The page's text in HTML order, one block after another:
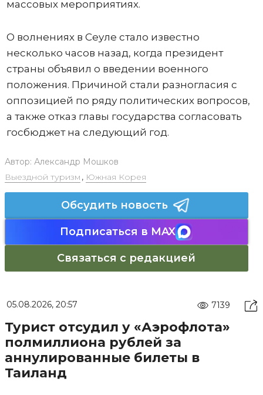
массовых мероприятиях.
О волнениях в Сеуле стало известно
несколько часов назад, когда президент
страны объявил о введении военного
положения. Причиной стали разногласия с
оппозицией по ряду политических вопросов,
а также отказ главы государства согласовать
госбюджет на следующий год.
Автор: Александр Мошков
Выездной туризм , Южная Корея
Обсудить новость
Подписаться в MAX
Связаться с редакцией
05.08.2026, 20:57 7139
Турист отсудил у «Аэрофлота»
полмиллиона рублей за
аннулированные билеты в
Таиланд